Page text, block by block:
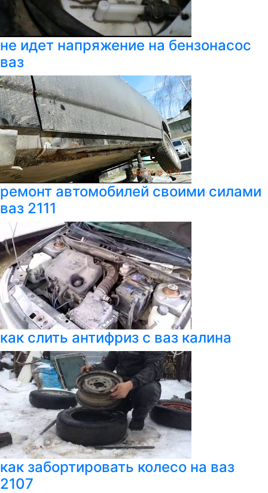
не идет напряжение на бензонасос
ваз
ремонт автомобилей своими силами
ваз 2111
как слить антифриз с ваз калина
как забортировать колесо на ваз
2107